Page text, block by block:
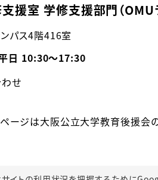
援室 学修支援部門（OMU
パス4階416室
日 10:30～17:30
せ
ージは大阪公立大学教育後援会